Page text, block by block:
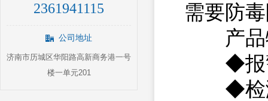
2361941115
公司地址
济南市历城区华阳路高新商务港一号
楼一单元201
需要防
产品
◆报警
◆检测